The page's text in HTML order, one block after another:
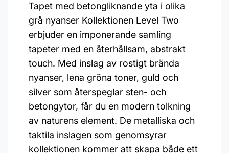
Tapet med betongliknande yta i olika
grå nyanser Kollektionen Level Two
erbjuder en imponerande samling
tapeter med en återhållsam, abstrakt
touch. Med inslag av rostigt brända
nyanser, lena gröna toner, guld och
silver som återspeglar sten- och
betongytor, får du en modern tolkning
av naturens element. De metalliska och
taktila inslagen som genomsyrar
kollektionen kommer att skapa både ett